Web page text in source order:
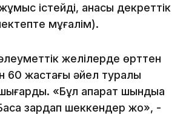
істейді, анасы декреттік
мұғалім).
желілерде өрттен
60 жастағы әйел туралы
шығарды. «Бұл ақпарат шындыққа
зардап шеккендер жоқ», -